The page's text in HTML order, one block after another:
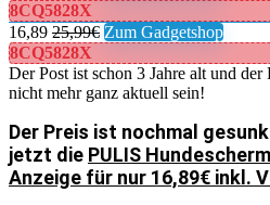
8CQ5828X
16,89 25,99€ Zum Gadgetshop
8CQ5828X
Der Post ist schon 3 Jahre alt und der
nicht mehr ganz aktuell sein!
Der Preis ist nochmal
jetzt die PULIS
Anzeige für nur 16,89€ inkl.